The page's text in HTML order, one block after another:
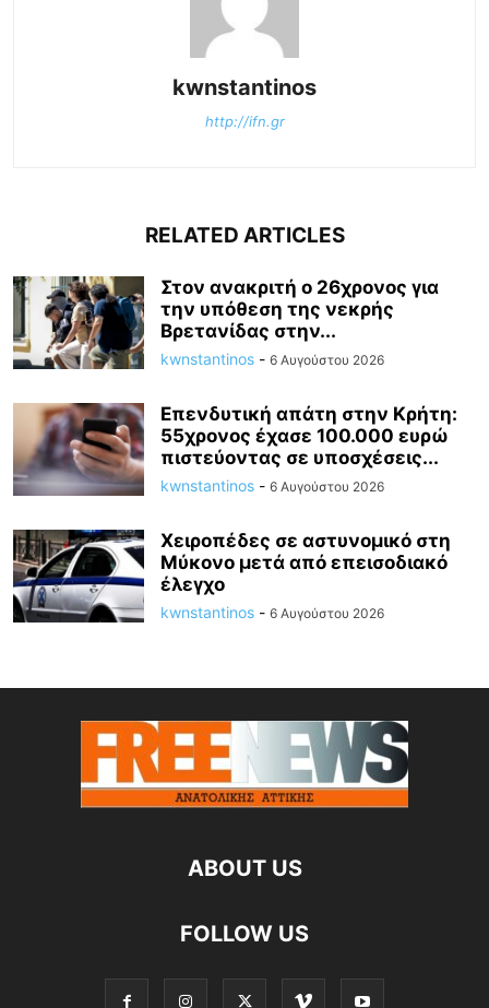
kwnstantinos
http://ifn.gr
RELATED ARTICLES
Στον ανακριτή ο 26χρονος για
την υπόθεση της νεκρής
Βρετανίδας στην...
kwnstantinos - 6 Αυγούστου 2026
Επενδυτική απάτη στην Κρήτη:
55χρονος έχασε 100.000 ευρώ
πιστεύοντας σε υποσχέσεις...
kwnstantinos - 6 Αυγούστου 2026
Χειροπέδες σε αστυνομικό στη
Μύκονο μετά από επεισοδιακό
έλεγχο
kwnstantinos - 6 Αυγούστου 2026
ABOUT US
FOLLOW US